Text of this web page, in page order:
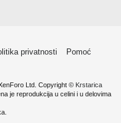
privatnosti
Pomoć
Ltd. Copyright © Krstarica
je reprodukcija u celini i u delovima